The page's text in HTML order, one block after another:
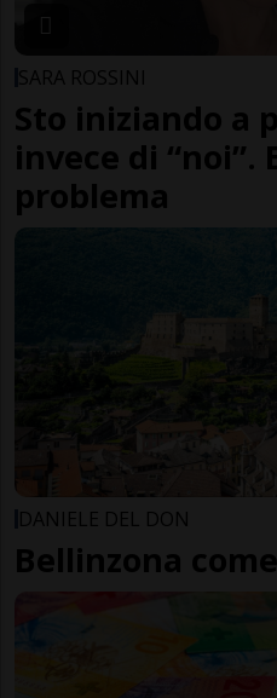
SARA ROSSINI
Sto iniziando a
invece di “noi”.
problema
DANIELE DEL DON
Bellinzona